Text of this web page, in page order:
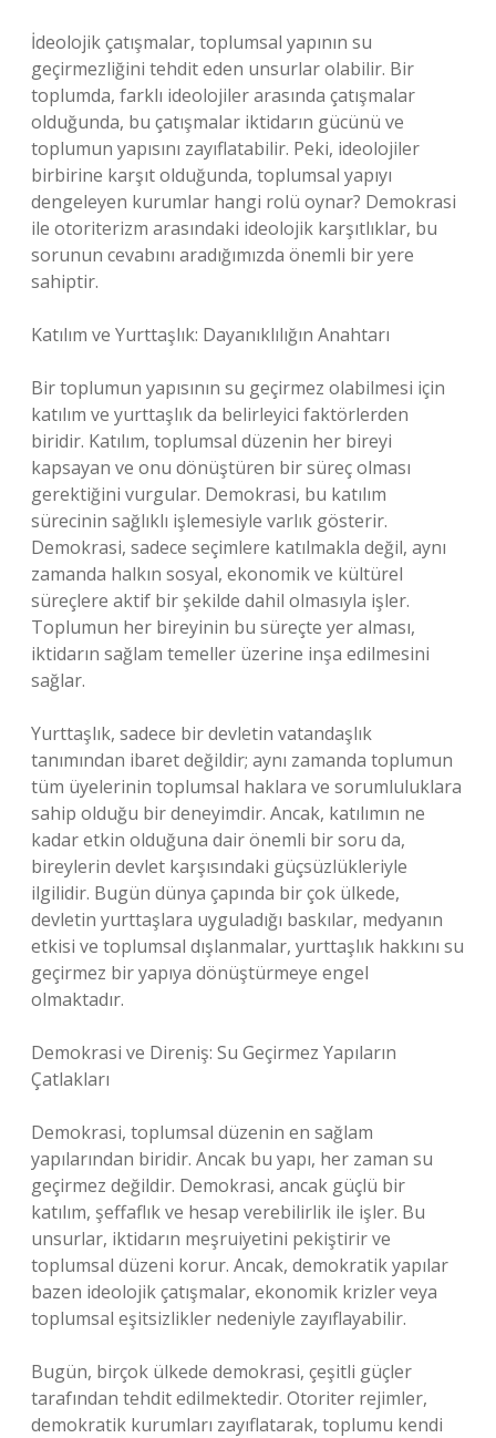
İdeolojik çatışmalar, toplumsal yapının su
geçirmezliğini tehdit eden unsurlar olabilir. Bir
toplumda, farklı ideolojiler arasında çatışmalar
olduğunda, bu çatışmalar iktidarın gücünü ve
toplumun yapısını zayıflatabilir. Peki, ideolojiler
birbirine karşıt olduğunda, toplumsal yapıyı
dengeleyen kurumlar hangi rolü oynar? Demokrasi
ile otoriterizm arasındaki ideolojik karşıtlıklar, bu
sorunun cevabını aradığımızda önemli bir yere
sahiptir.
Katılım ve Yurttaşlık: Dayanıklılığın Anahtarı
Bir toplumun yapısının su geçirmez olabilmesi için
katılım ve yurttaşlık da belirleyici faktörlerden
biridir. Katılım, toplumsal düzenin her bireyi
kapsayan ve onu dönüştüren bir süreç olması
gerektiğini vurgular. Demokrasi, bu katılım
sürecinin sağlıklı işlemesiyle varlık gösterir.
Demokrasi, sadece seçimlere katılmakla değil, aynı
zamanda halkın sosyal, ekonomik ve kültürel
süreçlere aktif bir şekilde dahil olmasıyla işler.
Toplumun her bireyinin bu süreçte yer alması,
iktidarın sağlam temeller üzerine inşa edilmesini
sağlar.
Yurttaşlık, sadece bir devletin vatandaşlık
tanımından ibaret değildir; aynı zamanda toplumun
tüm üyelerinin toplumsal haklara ve sorumluluklara
sahip olduğu bir deneyimdir. Ancak, katılımın ne
kadar etkin olduğuna dair önemli bir soru da,
bireylerin devlet karşısındaki güçsüzlükleriyle
ilgilidir. Bugün dünya çapında bir çok ülkede,
devletin yurttaşlara uyguladığı baskılar, medyanın
etkisi ve toplumsal dışlanmalar, yurttaşlık hakkını su
geçirmez bir yapıya dönüştürmeye engel
olmaktadır.
Demokrasi ve Direniş: Su Geçirmez Yapıların
Çatlakları
Demokrasi, toplumsal düzenin en sağlam
yapılarından biridir. Ancak bu yapı, her zaman su
geçirmez değildir. Demokrasi, ancak güçlü bir
katılım, şeffaflık ve hesap verebilirlik ile işler. Bu
unsurlar, iktidarın meşruiyetini pekiştirir ve
toplumsal düzeni korur. Ancak, demokratik yapılar
bazen ideolojik çatışmalar, ekonomik krizler veya
toplumsal eşitsizlikler nedeniyle zayıflayabilir.
Bugün, birçok ülkede demokrasi, çeşitli güçler
tarafından tehdit edilmektedir. Otoriter rejimler,
demokratik kurumları zayıflatarak, toplumu kendi